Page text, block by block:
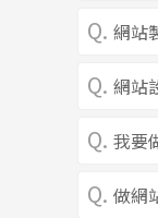
網站
網站
我要
做網